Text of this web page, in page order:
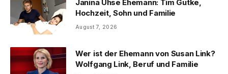
Janina Uhse Ehemann: Tim Gutke,
Hochzeit, Sohn und Familie
August 7, 2026
Wer ist der Ehemann von Susan Link?
Wolfgang Link, Beruf und Familie